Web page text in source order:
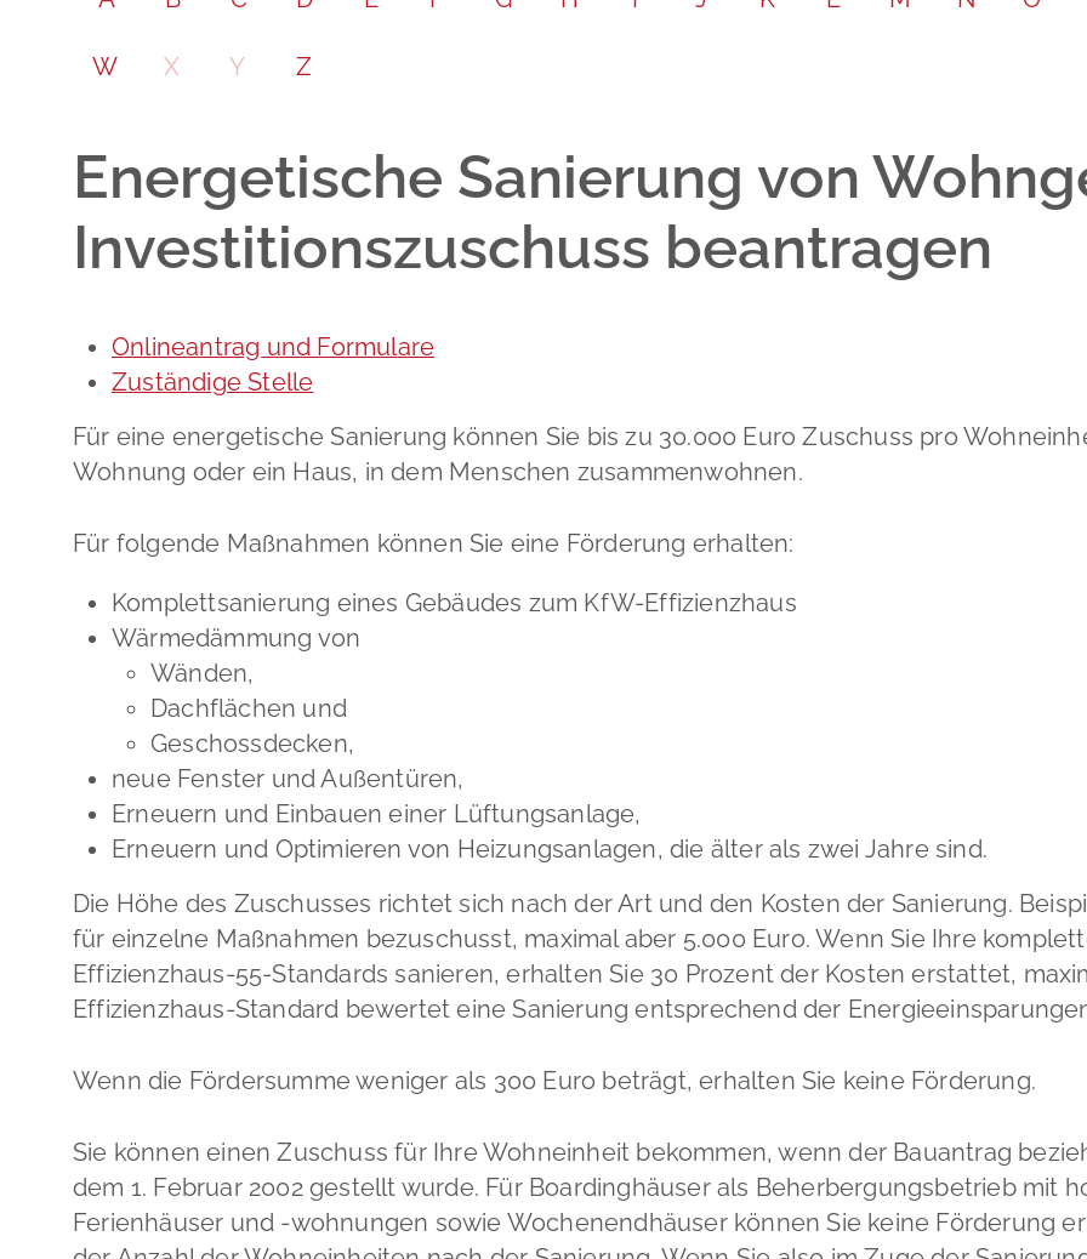
W X Y Z
Energetische Sanierung von
Investitionszuschuss beantragen
Onlineantrag und Formulare
Zuständige Stelle
Für eine energetische Sanierung können Sie bis zu 30.000 Euro Zuschuss pro
Wohnung oder ein Haus, in dem Menschen zusammenwohnen.
Für folgende Maßnahmen können Sie eine Förderung erhalten:
Komplettsanierung eines Gebäudes zum KfW-Effizienzhaus
Wärmedämmung von
Wänden,
Dachflächen und
Geschossdecken,
neue Fenster und Außentüren,
Erneuern und Einbauen einer Lüftungsanlage,
Erneuern und Optimieren von Heizungsanlagen, die älter als zwei Jahre sind.
Die Höhe des Zuschusses richtet sich nach der Art und den Kosten der Sanierung.
für einzelne Maßnahmen bezuschusst, maximal aber 5.000 Euro. Wenn Sie Ihre
Effizienzhaus-55-Standards sanieren, erhalten Sie 30 Prozent der Kosten erstattet,
Effizienzhaus-Standard bewertet eine Sanierung entsprechend der
Wenn die Fördersumme weniger als 300 Euro beträgt, erhalten Sie keine Förderung.
Sie können einen Zuschuss für Ihre Wohneinheit bekommen, wenn der Bauantrag
dem 1. Februar 2002 gestellt wurde. Für Boardinghäuser als Beherbergungsbetrieb mit
Ferienhäuser und -wohnungen sowie Wochenendhäuser können Sie keine Förderung
Leichte